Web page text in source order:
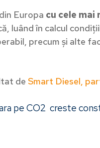
Europa cu cele
luând în calcul
precum și alte
de Smart Diesel,
pe CO2 creste